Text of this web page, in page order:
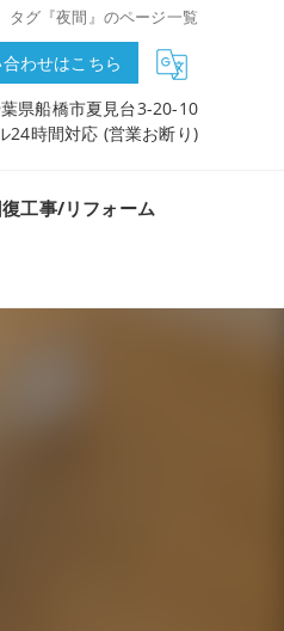
タグ『夜間』のページ一覧
わせはこちら
県船橋市夏見台3-20-10
24時間対応 (営業お断り)
工事/リフォーム